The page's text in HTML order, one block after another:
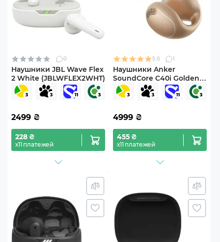
0
Наушники JBL Wave Flex
2 White (JBLWFLEX2WHT)
2499 ₴
228 ₴
х11 платежей
5.0 1
Наушники Anker
SoundСore C40i Golden
(A3331GB1)
4999 ₴
455 ₴
х11 платежей